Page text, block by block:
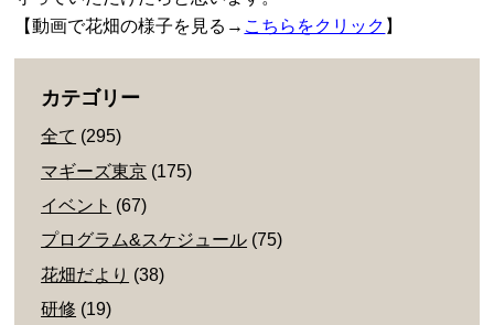
【動画で花畑の様子を見る→ こちらをクリック 】
カテゴリー
全て (295)
マギーズ東京 (175)
イベント (67)
プログラム&スケジュール (75)
花畑だより (38)
研修 (19)